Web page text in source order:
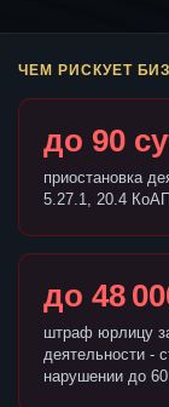
ЧЕМ РИСКУЕТ
до 90
приостановка
5.27.1, 20.4
до 48
штраф юрлицу
деятельности -
нарушении до